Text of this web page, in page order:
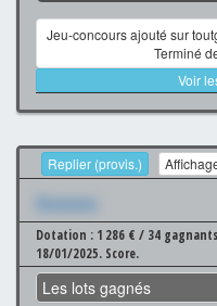
Jeu-concours ajouté sur
Terminé
Voir
Replier (provis.)
Xxxxxxx
Dotation : 1 286 € / 34
18/01/2025. Score.
Les lots gagnés